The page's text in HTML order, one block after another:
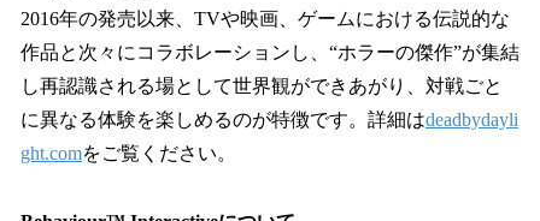
2016年の発売以来、TVや映画、ゲームにおける伝説的な
作品と次々にコラボレーションし、“ホラーの傑作”が集結
し再認識される場として世界観ができあがり、対戦ごと
に異なる体験を楽しめるのが特徴です。詳細はdeadbydayli
ght.comをご覧ください。